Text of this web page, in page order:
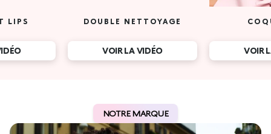
LIPS DOUBLE NETTOYAGE
VOIR LA VIDÉO VOIR
NOTRE MARQUE